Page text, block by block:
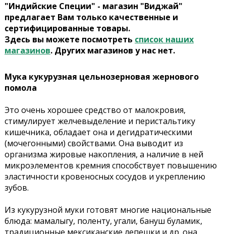
"Индийские Специи" - магазин "Виджай"
предлагает Вам только качественные и
сертифицированные товары.
Здесь вы можете посмотреть список наших
магазинов. Других магазинов у нас нет.
Мука кукурузная цельнозерновая жернового
помола
Это очень хорошее средство от малокровия,
стимулирует желчевыделение и перистальтику
кишечника, обладает она и дегидратическими
(мочегонными) свойствами. Она выводит из
организма жировые накопления, а наличие в ней
микроэлементов кремния способствует повышению
эластичности кровеносных сосудов и укреплению
зубов.
Из кукурузной муки готовят многие национальные
блюда: мамалыгу, поленту, угали, бануш буламик,